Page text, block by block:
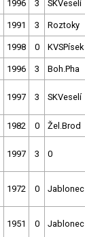
1996 3 SKVeselí
1991 3 Roztoky
1998 0 KVSPísek
1996 3 Boh.Pha
1997 3 SKVeselí
1982 0 Žel.Brod
1997 3 0
1972 0 Jablonec
1951 0 Jablonec